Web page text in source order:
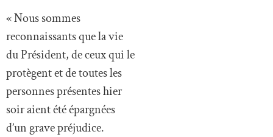
« Nous sommes
reconnaissants que la vie
du Président, de ceux qui le
protègent et de toutes les
personnes présentes hier
soir aient été épargnées
d’un grave préjudice.